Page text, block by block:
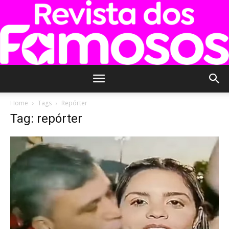
Famosos
Home Tags Repórter
Tag: repórter